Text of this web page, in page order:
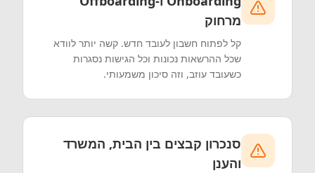
מרחוק
קל לפתוח חשבון לעובד חדש. קשה יותר לוודא
שכל ההרשאות נכונות וכל הגישות נסגרות
כשעובד עוזב, וזה סיכון משמעותי.
סנכרון קבצים בין הבית, המשרד
והענן